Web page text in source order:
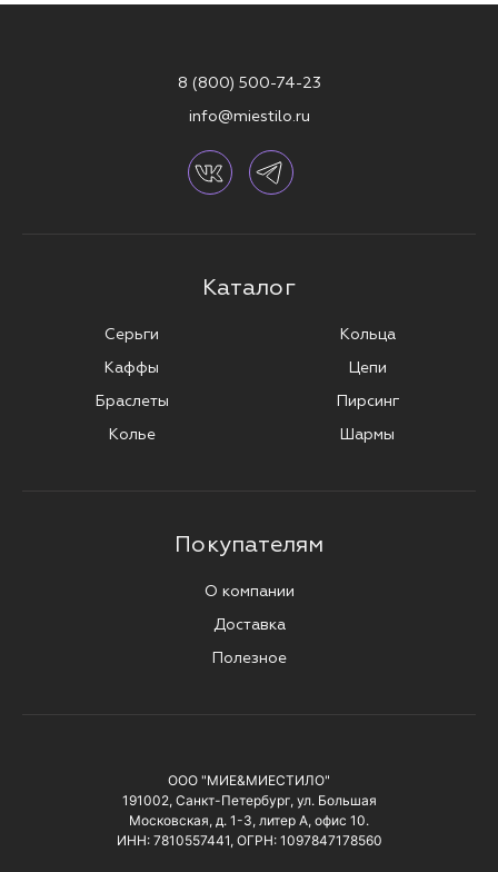
8 (800) 500-74-23
info@miestilo.ru
Каталог
Серьги
Каффы
Браслеты
Колье
Кольца
Цепи
Пирсинг
Шармы
Покупателям
О компании
Доставка
Полезное
ООО "МИЕ&МИЕСТИЛО"
191002, Санкт-Петербург, ул. Большая
Московская, д. 1-3, литер А, офис 10.
ИНН: 7810557441, ОГРН: 1097847178560